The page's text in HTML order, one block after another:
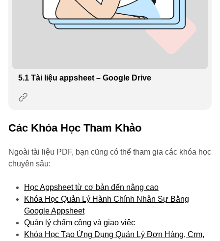
5.1 Tài liệu appsheet – Google Drive
Các Khóa Học Tham Khảo
Ngoài tài liệu PDF, bạn cũng có thể tham gia các khóa học
chuyên sâu:
Học Appsheet từ cơ bản đến nâng cao
Khóa Học Quản Lý Hành Chính Nhân Sự Bằng
Google Appsheet
Quản lý chấm công và giao việc
Khóa Học Tạo Ứng Dụng Quản Lý Đơn Hàng, Crm,